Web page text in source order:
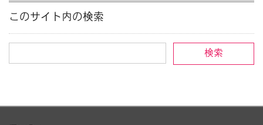
このサイト内の検索